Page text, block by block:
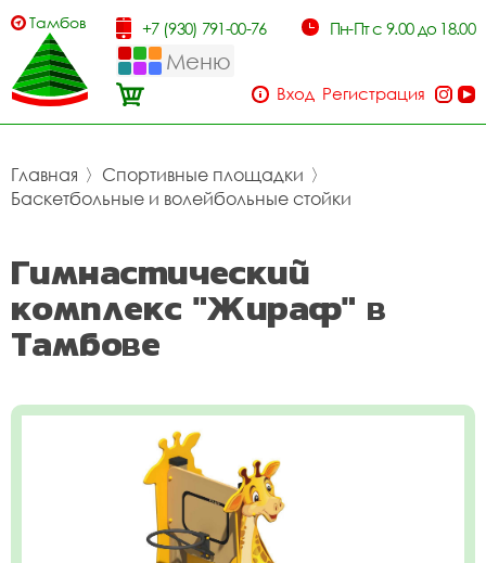
Тамбов +7 (930) 791-00-76 Пн-Пт с 9.00 до 18.00
Меню
Вход Регистрация
Главная 〉 Спортивные площадки 〉
Баскетбольные и волейбольные стойки
Гимнастический
комплекс "Жираф" в
Тамбове